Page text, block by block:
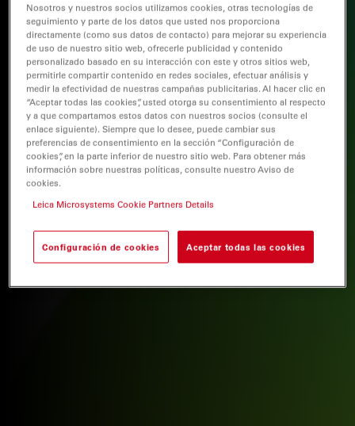
Nosotros y nuestros socios utilizamos cookies, otras tecnologías de
seguimiento y parte de los datos que usted nos proporciona
directamente (como sus datos de contacto) para mejorar su experiencia
de uso de nuestro sitio web, ofrecerle publicidad y contenido
personalizado basado en su interacción con este y otros sitios web,
permitirle compartir contenido en redes sociales, efectuar análisis y
medir la efectividad de nuestras campañas publicitarias. Al hacer clic en
“Aceptar todas las cookies”, usted otorga su consentimiento al respecto
y a que compartamos estos datos con nuestros socios (consulte el
enlace siguiente). Siempre que lo desee, puede cambiar sus
preferencias de consentimiento en la sección “Configuración de
cookies”, en la parte inferior de nuestro sitio web. Para obtener más
información sobre nuestras políticas, consulte nuestro Aviso de
cookies.
Leica Microsystems Cookie Partners Details
Configuración de cookies Aceptar todas las cookies